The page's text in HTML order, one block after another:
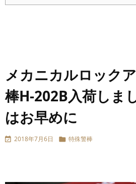
メカニカルロック
棒H-202B入荷し
はお早めに
 2018年7月6日  特殊警棒